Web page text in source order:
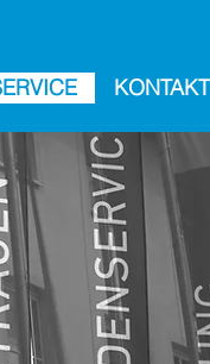
KONTAKT